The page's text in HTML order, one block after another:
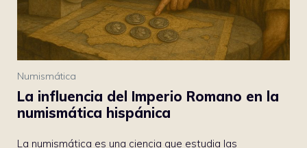
Numismática
La influencia del Imperio Romano en la
numismática hispánica
La numismática es una ciencia que estudia las